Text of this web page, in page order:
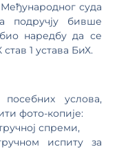
суда
подручју бивше
наредбу да се
1 устава БиХ.
услова,
фото-копије:
спреми,
испиту за